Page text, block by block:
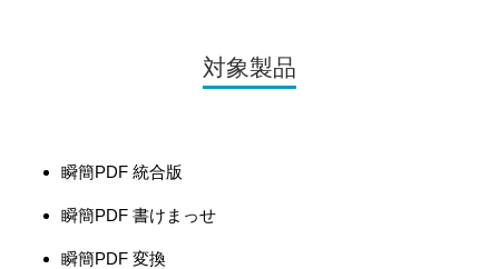
対象製品
瞬簡PDF 統合版
瞬簡PDF 書けまっせ
瞬簡PDF 変換